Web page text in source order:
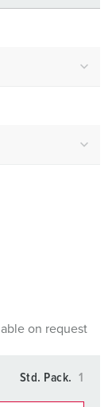
on request
Std. Pack. 1